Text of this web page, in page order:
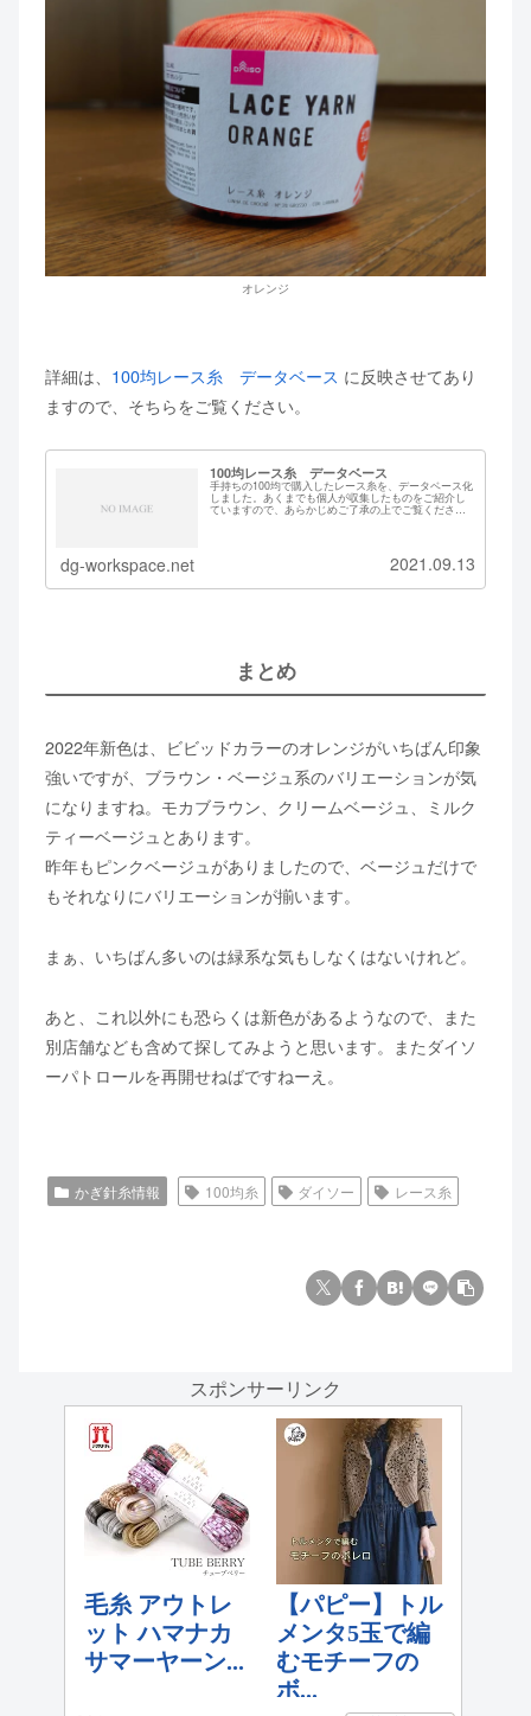
オレンジ
詳細は、 100均レース糸 データベース に反映させてあり
ますので、そちらをご覧ください。
100均レース糸 データベース
手持ちの100均で購入したレース糸を、データベース化
しました。あくまでも個人が収集したものをご紹介し
ていますので、あらかじめご了承の上でご覧くださ
い。店舗での販売情報などは、当方ではわかりません
dg-workspace.net 2021.09.13
まとめ
2022年新色は、ビビッドカラーのオレンジがいちばん印象
強いですが、ブラウン・ベージュ系のバリエーションが気
になりますね。モカブラウン、クリームベージュ、ミルク
ティーベージュとあります。
昨年もピンクベージュがありましたので、ベージュだけで
もそれなりにバリエーションが揃います。
まぁ、いちばん多いのは緑系な気もしなくはないけれど。
あと、これ以外にも恐らくは新色があるようなので、また
別店舗なども含めて探してみようと思います。またダイソ
ーパトロールを再開せねばですねーえ。
かぎ針糸情報 100均糸 ダイソー レース糸
スポンサーリンク